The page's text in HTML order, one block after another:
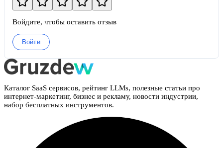
Войдите, чтобы оставить отзыв
Войти
Каталог SaaS сервисов, рейтинг LLMs, полезные статьи про
интернет-маркетинг, бизнес и рекламу, новости индустрии,
набор бесплатных инструментов.